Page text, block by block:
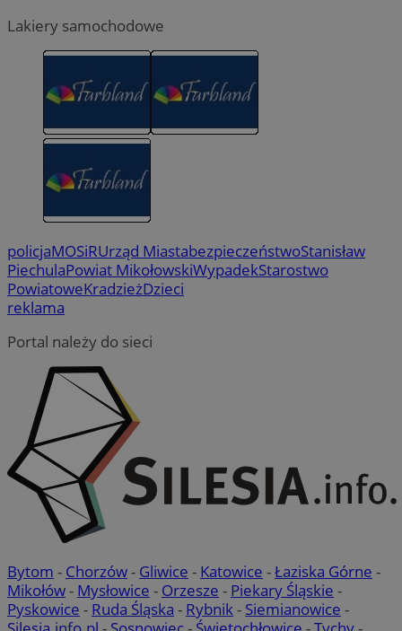
Lakiery samochodowe
policjaMOSiRUrząd MiastabezpieczeństwoStanisław
PiechulaPowiat MikołowskiWypadekStarostwo
PowiatoweKradzieżDzieci
reklama
Portal należy do sieci
Bytom - Chorzów- Gliwice - Katowice -Łaziska Górne -
Mikołów- Mysłowice - Orzesze - Piekary Śląskie -
Pyskowice - Ruda Śląska - Rybnik- Siemianowice -